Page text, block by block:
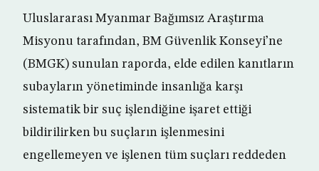
Uluslararası Myanmar Bağımsız Araştırma
Misyonu tarafından, BM Güvenlik Konseyi’ne
(BMGK) sunulan raporda, elde edilen kanıtların
subayların yönetiminde insanlığa karşı
sistematik bir suç işlendiğine işaret ettiği
bildirilirken bu suçların işlenmesini
engellemeyen ve işlenen tüm suçları reddeden